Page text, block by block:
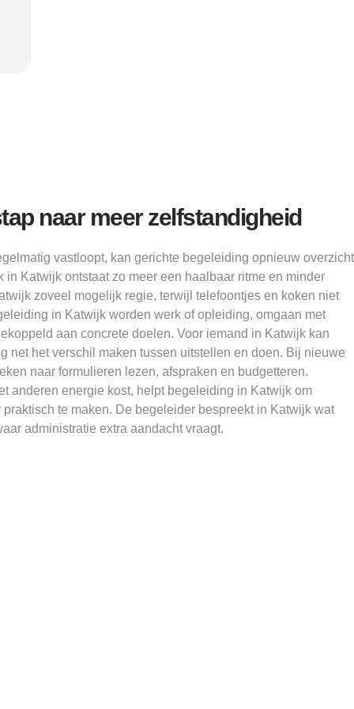
naar meer zelfstandigheid
vastloopt, kan gerichte begeleiding opnieuw overzicht
in Katwijk ontstaat zo meer een haalbaar ritme en minder
zoveel mogelijk regie, terwijl telefoontjes en koken niet
in Katwijk worden werk of opleiding, omgaan met
aan concrete doelen. Voor iemand in Katwijk kan
net het verschil maken tussen uitstellen en doen. Bij nieuwe
naar formulieren lezen, afspraken en budgetteren.
anderen energie kost, helpt begeleiding in Katwijk om
te maken. De begeleider bespreekt in Katwijk wat
administratie extra aandacht vraagt.